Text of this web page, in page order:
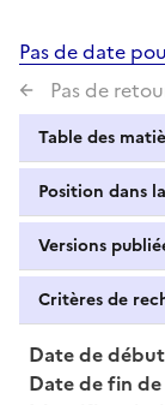
Pas de date
Pas de
Table des
Position dans
Versions
Critères de
Date de
Date de fin